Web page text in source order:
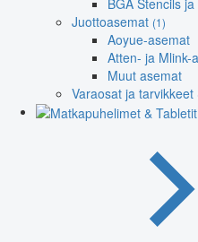
Juottoasemat (1)
Aoyue-asemat
Atten- ja Mlink-
Muut asemat
Varaosat ja tarvikkeet